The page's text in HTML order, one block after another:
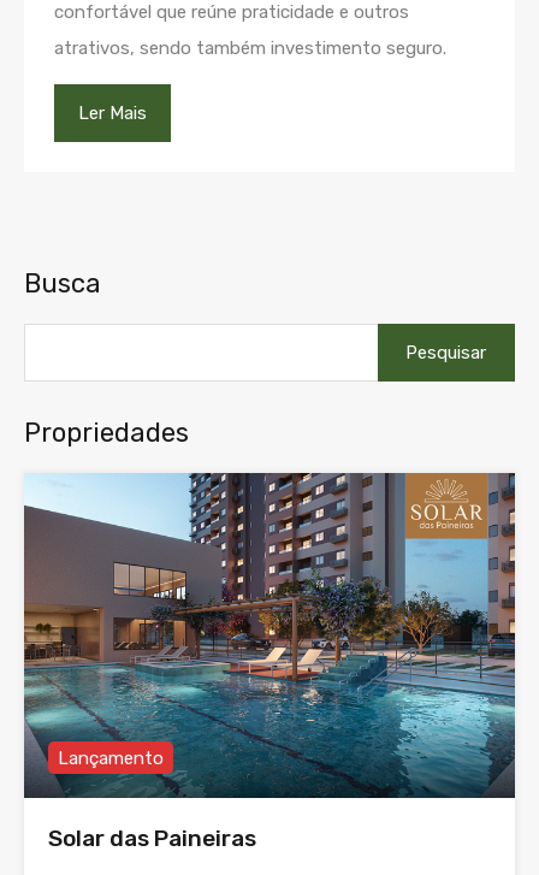
confortável que reúne praticidade e outros
atrativos, sendo também investimento seguro.
Ler Mais
Busca
por:
Propriedades
Lançamento
Solar das Paineiras